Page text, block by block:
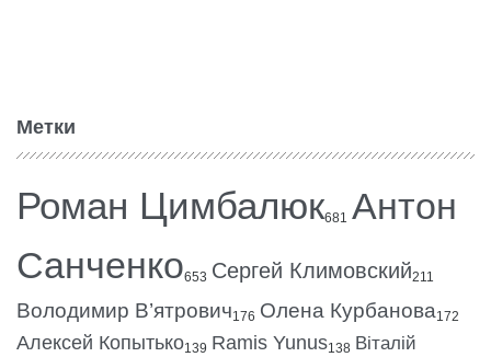
Метки
Роман Цимбалюк681 Антон
Санченко653 Сергей Климовский211
Володимир В’ятрович176 Олена Курбанова172
Алексей Копытько139 Ramis Yunus138 Віталій